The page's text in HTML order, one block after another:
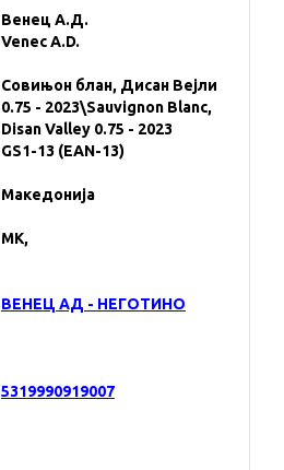
Венец А.Д.
Venec A.D.
Совињон блан, Дисан Вејли
0.75 - 2023\Sauvignon Blanc,
Disan Valley 0.75 - 2023
GS1-13 (EAN-13)
Македонија
MK,
ВЕНЕЦ АД - НЕГОТИНО
5319990919007